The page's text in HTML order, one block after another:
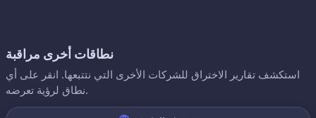
نطاقات أخرى مراقبة
استكشف تقارير الاختراق للشركات الأخرى التي نتتبعها. انقر على أي
نطاق لرؤية تعرضه.